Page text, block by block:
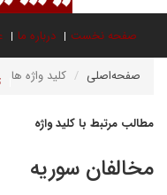
صفحه نخست درباره ما
صفحه‌اصلی کلید واژه ها
مطالب مرتبط با کلید واژه
مخالفان سوریه